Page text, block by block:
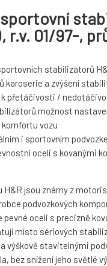
r.v. 01/97-,
stabilizátorů
karoserie a zvýšení
k přetáčivosti /
možnost
vozu
i sportovním
oceli s kovanými
jsou známy z
podvozkových
pevné oceli s precizně
místo sériových
výškově stavitelnými
bez snížení jeho světlé